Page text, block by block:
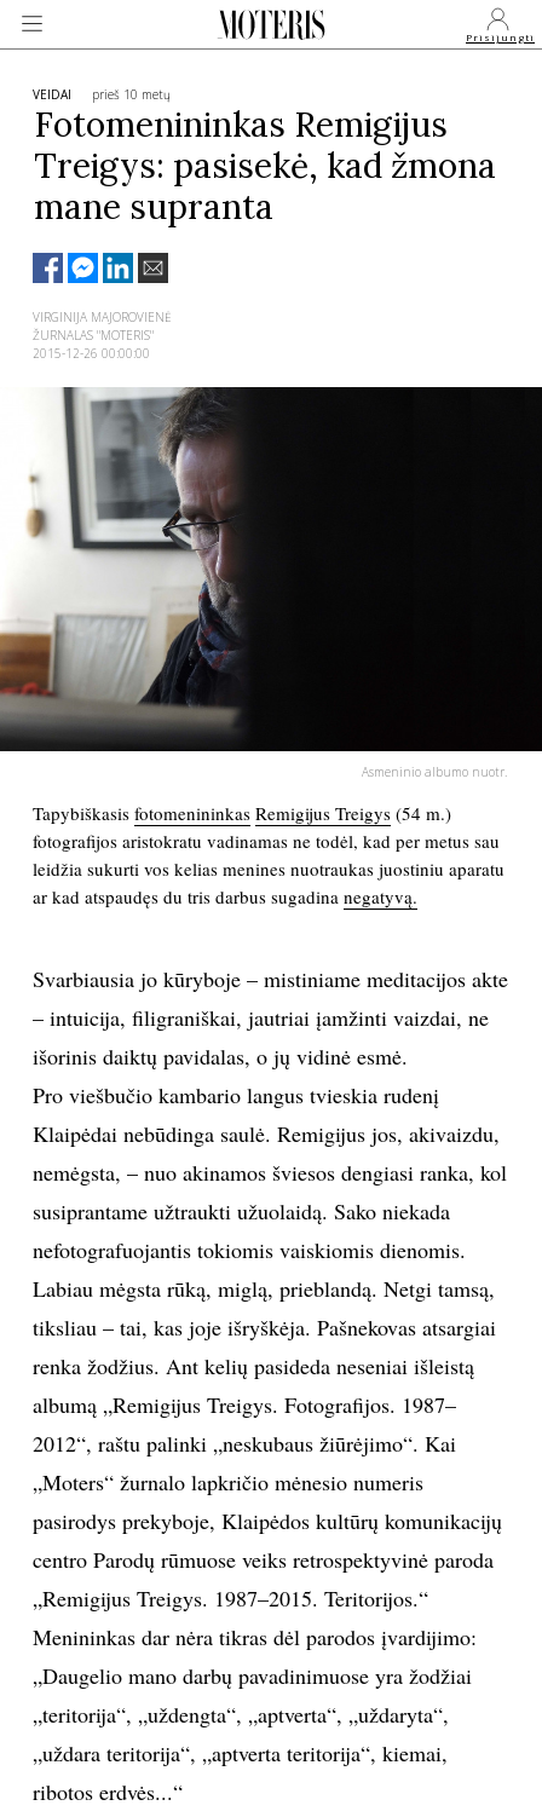
Prisijungti
VEIDAI
MADA
SVEIKATA
APIE MANE
HOROSKOPAI
ASTROLOGIJA
KULTŪRA
KINAS
MUZIKA
TEATRAS
SPORTAS
FOTOGRAFIJA
MENAS
ORAI
ISTORIJA
KNYGOS
INTERJERAS
VIRTUVĖ
VEIDAI prieš 10 metų
Fotomenininkas Remigijus
Treigys: pasisekė, kad žmona
mane supranta
VIRGINIJA MAJOROVIENĖ
ŽURNALAS "MOTERIS"
2015-12-26 00:00:00
Asmeninio albumo nuotr.
Tapybiškasis fotomenininkas Remigijus Treigys(54 m.)
fotografijos aristokratu vadinamas ne todėl, kad per metus sau
leidžia sukurti vos kelias menines nuotraukas juostiniu aparatu
ar kad atspaudęs du tris darbus sugadina negatyvą.
Svarbiausia jo kūryboje – mistiniame meditacijos akte
– intuicija, filigraniškai, jautriai įamžinti vaizdai, ne
išorinis daiktų pavidalas, o jų vidinė esmė.
Pro viešbučio kambario langus tvieskia rudenį
Klaipėdai nebūdinga saulė. Remigijus jos, akivaizdu,
nemėgsta, – nuo akinamos šviesos dengiasi ranka, kol
susiprantame užtraukti užuolaidą. Sako niekada
nefotografuojantis tokiomis vaiskiomis dienomis.
Labiau mėgsta rūką, miglą, prieblandą. Netgi tamsą,
tiksliau – tai, kas joje išryškėja. Pašnekovas atsargiai
renka žodžius. Ant kelių pasideda neseniai išleistą
albumą „Remigijus Treigys. Fotografijos. 1987–
2012“, raštu palinki „neskubaus žiūrėjimo“. Kai
„Moters“ žurnalo lapkričio mėnesio numeris
pasirodys prekyboje, Klaipėdos kultūrų komunikacijų
centro Parodų rūmuose veiks retrospektyvinė paroda
„Remigijus Treigys. 1987–2015. Teritorijos.“
Menininkas dar nėra tikras dėl parodos įvardijimo:
„Daugelio mano darbų pavadinimuose yra žodžiai
„teritorija“, „uždengta“, „aptverta“, „uždaryta“,
„uždara teritorija“, „aptverta teritorija“, kiemai,
ribotos erdvės...“